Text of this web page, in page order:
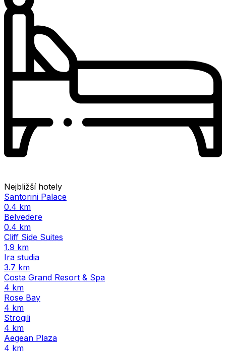
Nejbližší hotely
Santorini Palace
0.4 km
Belvedere
0.4 km
Cliff Side Suites
1.9 km
Ira studia
3.7 km
Costa Grand Resort & Spa
4 km
Rose Bay
4 km
Strogili
4 km
Aegean Plaza
4 km